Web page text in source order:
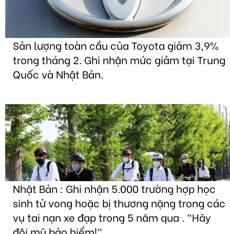
Sản lượng toàn cầu của Toyota giảm 3,9%
trong tháng 2. Ghi nhận mức giảm tại Trung
Quốc và Nhật Bản.
Nhật Bản : Ghi nhận 5.000 trường hợp học
sinh tử vong hoặc bị thương nặng trong các
vụ tai nạn xe đạp trong 5 năm qua . "Hãy